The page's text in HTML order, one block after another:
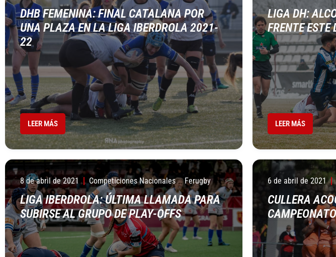
DHB FEMENINA: FINAL CATALANA POR
UNA PLAZA EN LA LIGA IBERDROLA 2021-
22
LEER MÁS
LIGA DH:
FRENTE
LEER MÁS
8 de abril de 2021 Competiciones Nacionales Ferugby
LIGA IBERDROLA: ÚLTIMA LLAMADA PARA
SUBIRSE AL GRUPO DE PLAY-OFFS
6 de abril de 2021
CULLERA